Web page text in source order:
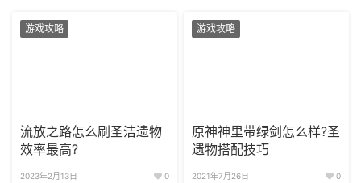
游戏攻略
流放之路怎么刷圣洁遗物
效率最高?
2023年2月13日 0
游戏攻略
原神神里带绿剑怎么样?圣
遗物搭配技巧
2021年7月26日 0